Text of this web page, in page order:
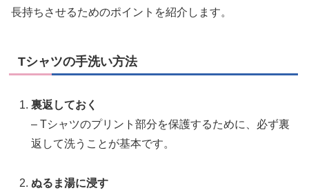
長持ちさせるためのポイントを紹介します。
Tシャツの手洗い方法
裏返しておく
– Tシャツのプリント部分を保護するために、必ず裏
返して洗うことが基本です。
ぬるま湯に浸す